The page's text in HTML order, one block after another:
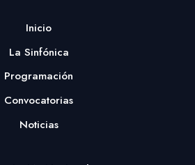
Inicio
La Sinfónica
Programación
Convocatorias
Noticias